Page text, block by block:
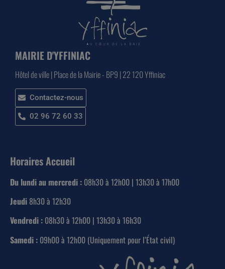
MAIRIE D'YFFINIAC
Hôtel de ville | Place de la Mairie - BP9 | 22 120 Yffiniac
Contactez-nous
02 96 72 60 33
Horaires Accueil
Du lundi au mercredi : 08h30 à 12h00 | 13h30 à 17h00
Jeudi 8h30 à 12h30
Vendredi : 08h30 à 12h00 | 13h30 à 16h30
Samedi : 09h00 à 12h00 (Uniquement pour l’État civil)